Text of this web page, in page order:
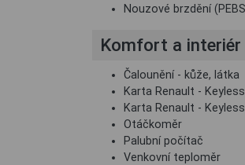
Nouzové brzdění
Komfort a interiér
Čalounění - kůže, látka
Karta Renault -
Karta Renault -
Otáčkoměr
Palubní počítač
Venkovní teploměr